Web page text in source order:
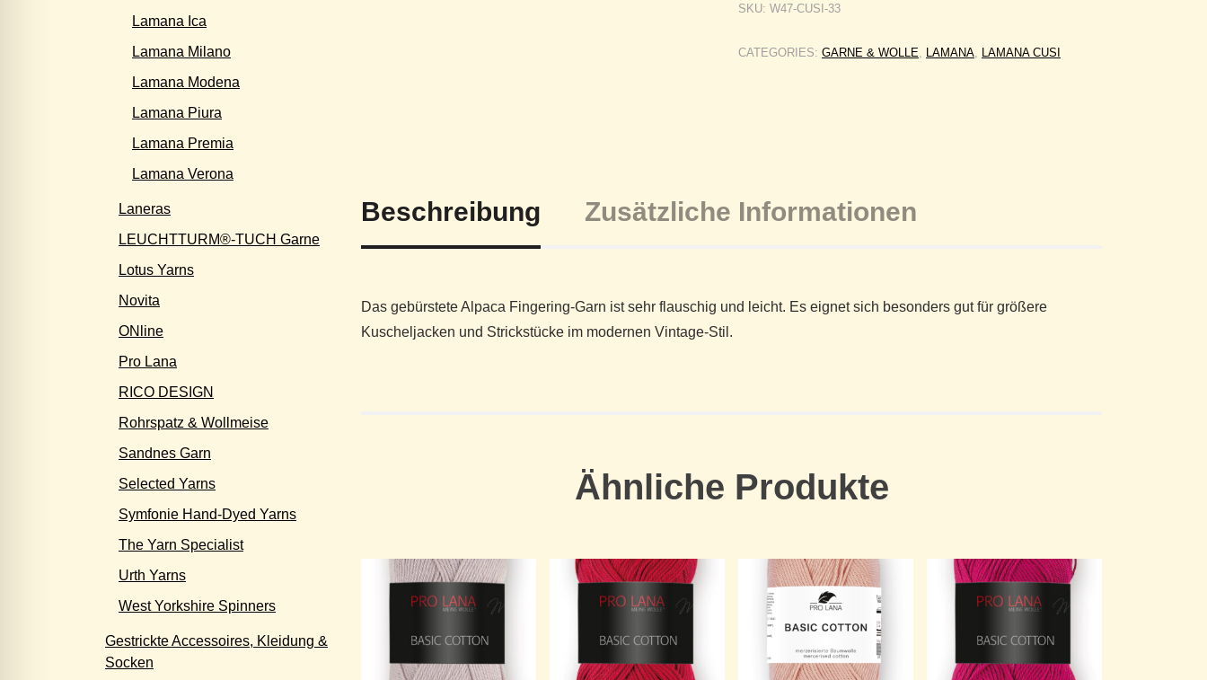
SKU: W47-CUSI-33
CATEGORIES: GARNE & WOLLE LAMANA LAMANA CUSI
Beschreibung Zusätzliche Informationen
Das gebürstete Alpaca Fingering-Garn ist sehr flauschig und leicht. Es eignet sich besonders gut für größere
Kuscheljacken und Strickstücke im modernen Vintage-Stil.
Ähnliche Produkte
Lamana Ica
Lamana Milano
Lamana Modena
Lamana Piura
Lamana Premia
Lamana Verona
Laneras
LEUCHTTURM®-TUCH Garne
Lotus Yarns
Novita
ONline
Pro Lana
RICO DESIGN
Rohrspatz & Wollmeise
Sandnes Garn
Selected Yarns
Symfonie Hand-Dyed Yarns
The Yarn Specialist
Urth Yarns
West Yorkshire Spinners
Gestrickte Accessoires, Kleidung &
Socken